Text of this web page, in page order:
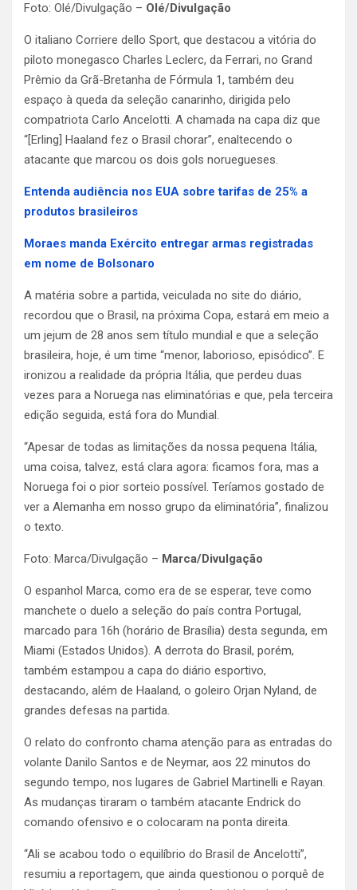
Foto: Olé/Divulgação – Olé/Divulgação
O italiano Corriere dello Sport, que destacou a vitória do
piloto monegasco Charles Leclerc, da Ferrari, no Grand
Prêmio da Grã-Bretanha de Fórmula 1, também deu
espaço à queda da seleção canarinho, dirigida pelo
compatriota Carlo Ancelotti. A chamada na capa diz que
“[Erling] Haaland fez o Brasil chorar”, enaltecendo o
atacante que marcou os dois gols noruegueses.
Entenda audiência nos EUA sobre tarifas de 25% a
produtos brasileiros
Moraes manda Exército entregar armas registradas
em nome de Bolsonaro
A matéria sobre a partida, veiculada no site do diário,
recordou que o Brasil, na próxima Copa, estará em meio a
um jejum de 28 anos sem título mundial e que a seleção
brasileira, hoje, é um time “menor, laborioso, episódico”. E
ironizou a realidade da própria Itália, que perdeu duas
vezes para a Noruega nas eliminatórias e que, pela terceira
edição seguida, está fora do Mundial.
“Apesar de todas as limitações da nossa pequena Itália,
uma coisa, talvez, está clara agora: ficamos fora, mas a
Noruega foi o pior sorteio possível. Teríamos gostado de
ver a Alemanha em nosso grupo da eliminatória”, finalizou
o texto.
Foto: Marca/Divulgação – Marca/Divulgação
O espanhol Marca, como era de se esperar, teve como
manchete o duelo a seleção do país contra Portugal,
marcado para 16h (horário de Brasília) desta segunda, em
Miami (Estados Unidos). A derrota do Brasil, porém,
também estampou a capa do diário esportivo,
destacando, além de Haaland, o goleiro Orjan Nyland, de
grandes defesas na partida.
O relato do confronto chama atenção para as entradas do
volante Danilo Santos e de Neymar, aos 22 minutos do
segundo tempo, nos lugares de Gabriel Martinelli e Rayan.
As mudanças tiraram o também atacante Endrick do
comando ofensivo e o colocaram na ponta direita.
“Ali se acabou todo o equilíbrio do Brasil de Ancelotti”,
resumiu a reportagem, que ainda questionou o porquê de